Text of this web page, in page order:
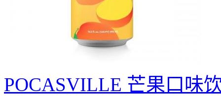
POCASVILLE 芒果口味